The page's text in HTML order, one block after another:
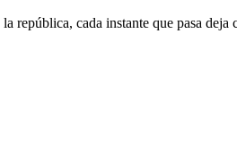
república, cada instante que pasa